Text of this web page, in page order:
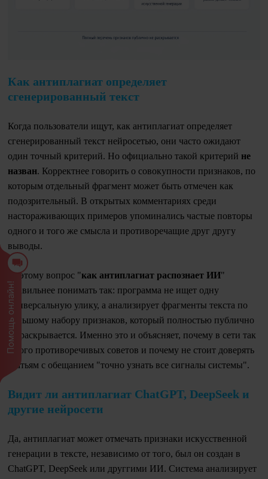
Помощь онлайн!
Как антиплагиат определяет
сгенерированный текст
Когда пользователи ищут, как антиплагиат определяет
сгенерированный текст нейросетью, они часто ожидают
один точный критерий. Но официально такой критерий не
назван. Корректнее говорить о совокупности признаков, по
которым отдельный фрагмент может быть отмечен как
подозрительный. В открытых комментариях среди
настораживающих примеров упоминались частые повторы
одного и того же смысла и противоречащие друг другу
выводы.
Поэтому вопрос "как антиплагиат распознает ИИ"
правильнее понимать так: программа не ищет одну
универсальную улику, а анализирует фрагменты текста по
большому набору признаков, который полностью публично
не раскрывается. Именно это и объясняет, почему в сети так
много противоречивых советов и почему не стоит доверять
статьям с обещанием "точно узнать все сигналы системы".
Видит ли антиплагиат ChatGPT, DeepSeek и
другие нейросети
Да, антиплагиат может отмечать признаки искусственной
генерации в тексте, независимо от того, был он создан в
ChatGPT, DeepSeek или друггими ИИ. Система анализирует